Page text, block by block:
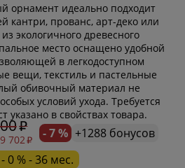
орнамент идеально подходит
кантри, прованс, арт-деко или
экологичного древесного
место оснащено удобной
в легкодоступном
вещи, текстиль и пастельные
обивочный материал не
условий ухода. Требуется
указано в свойствах товара.
702 - 7 % +1288 бонусов
0 % - 36 мес.
поле